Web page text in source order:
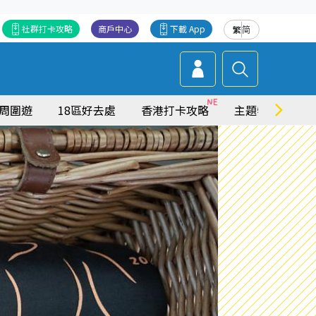
繁简
下載 App
商戶中心
社群打卡攻略
圍遊 18區好去處 香港打卡攻略 主題特集